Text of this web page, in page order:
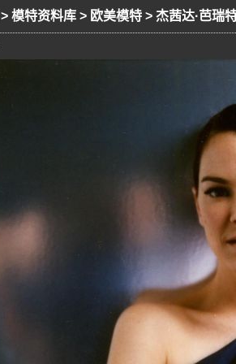
> 模特资料库 > 欧美模特 > 杰茜达·芭瑞